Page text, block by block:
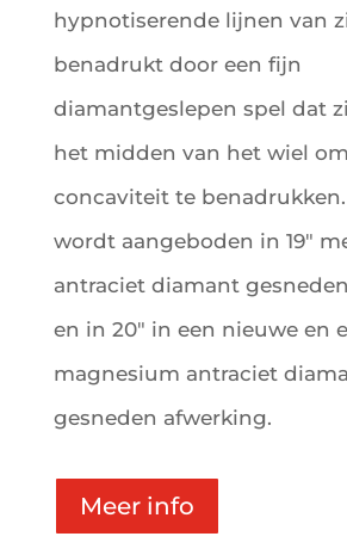
hypnotiserende lijnen van
benadrukt door een fijn
diamantgeslepen spel dat
het midden van het wiel
concaviteit te
wordt aangeboden in 19″
antraciet diamant
en in 20″ in een nieuwe en
magnesium antraciet
gesneden afwerking.
Meer info